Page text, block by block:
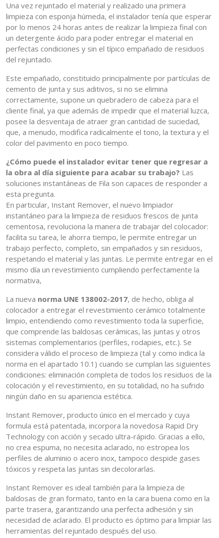
Una vez rejuntado el material y realizado una primera
limpieza con esponja húmeda, el instalador tenía que esperar
por lo menos 24 horas antes de realizar la limpieza final con
un detergente ácido para poder entregar el material en
perfectas condiciones y sin el típico empañado de residuos
del rejuntado.
Este empañado, constituido principalmente por partículas de
cemento de junta y sus aditivos, si no se elimina
correctamente, supone un quebradero de cabeza para el
cliente final, ya que además de impedir que el material luzca,
posee la desventaja de atraer gran cantidad de suciedad,
que, a menudo, modifica radicalmente el tono, la textura y el
color del pavimento en poco tiempo.
¿Cómo puede el instalador evitar tener que regresar a
la obra al día siguiente para acabar su trabajo? Las
soluciones instantáneas de Fila son capaces de responder a
esta pregunta.
En particular, Instant Remover, el nuevo limpiador
instantáneo para la limpieza de residuos frescos de junta
cementosa, revoluciona la manera de trabajar del colocador:
facilita su tarea, le ahorra tiempo, le permite entregar un
trabajo perfecto, completo, sin empañados y sin residuos,
respetando el material y las juntas. Le permite entregar en el
mismo día un revestimiento cumpliendo perfectamente la
normativa,
La nueva norma UNE 138002-2017, de hecho, obliga al
colocador a entregar el revestimiento cerámico totalmente
limpio, entendiendo como revestimiento toda la superficie,
que comprende las baldosas cerámicas, las juntas y otros
sistemas complementarios (perfiles, rodapies, etc.). Se
considera válido el proceso de limpieza (tal y como indica la
norma en el apartado 10.1) cuando se cumplan las siguientes
condiciones: eliminación completa de todos los residuos de la
colocación y el revestimiento, en su totalidad, no ha sufrido
ningún daño en su apariencia estética.
Instant Remover, producto único en el mercado y cuya
formula está patentada, incorpora la novedosa Rapid Dry
Technology con acción y secado ultra-rápido. Gracias a ello,
no crea espuma, no necesita aclarado, no estropea los
perfiles de aluminio o acero inox, tampoco despide gases
tóxicos y respeta las juntas sin decolorarlas.
Instant Remover es ideal también para la limpieza de
baldosas de gran formato, tanto en la cara buena como en la
parte trasera, garantizando una perfecta adhesión y sin
necesidad de aclarado. El producto es óptimo para limpiar las
herramientas del rejuntado después del uso.